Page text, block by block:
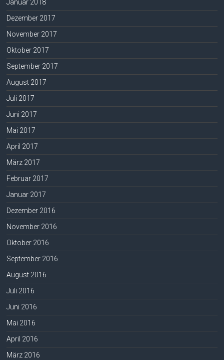
Januar 2018
Dezember 2017
November 2017
Oktober 2017
September 2017
August 2017
Juli 2017
Juni 2017
Mai 2017
April 2017
März 2017
Februar 2017
Januar 2017
Dezember 2016
November 2016
Oktober 2016
September 2016
August 2016
Juli 2016
Juni 2016
Mai 2016
April 2016
März 2016